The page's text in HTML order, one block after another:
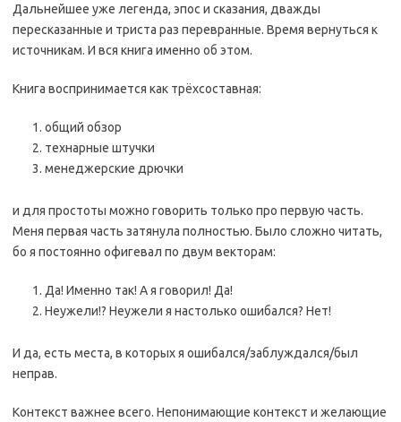
Дальнейшее уже легенда, эпос и сказания, дважды
пересказанные и триста раз перевранные. Время вернуться к
источникам. И вся книга именно об этом.
Книга воспринимается как трёхсоставная:
общий обзор
технарные штучки
менеджерские дрючки
и для простоты можно говорить только про первую часть.
Меня первая часть затянула полностью. Было сложно читать,
бо я постоянно офигевал по двум векторам:
Да! Именно так! А я говорил! Да!
Неужели!? Неужели я настолько ошибался? Нет!
И да, есть места, в которых я ошибался/заблуждался/был
неправ.
Контекст важнее всего. Непонимающие контекст и желающие